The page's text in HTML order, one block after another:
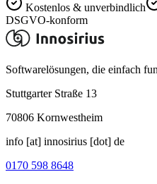
Kostenlos & unverbindlich
DSGVO-konform
Softwarelösungen, die einfach
Stuttgarter Straße 13
70806 Kornwestheim
info [at] innosirius [dot] de
0170 598 8648